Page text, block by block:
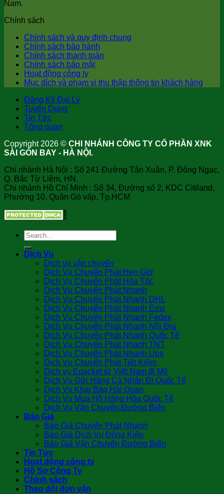
Nam.
Chính sách
Chính sách và quy định chung
Chính sách bảo hành
Chính sách thanh toán
Chính sách bảo mật
Hoạt động công ty
Mục đích và phạm vi thu thập thông tin khách hàng
Đăng Ký Đại Lý
Tuyển Dụng
Tin Tức
Tổng quan
Copyright 2026 © CHI NHÁNH CÔNG TY CỔ PHẦN XNK
SÀI GÒN BAY - HÀ NỘI.
Chi nhánh Hà Nội : Số 241 Đường Tân Xuân, P. Đông Ngạc,
Q. Bắc Từ Liêm, HN.
Chi nhánh Hồ Chí Minh : Số 34, Đường số 2, KDC Citiland,
Phường 10, Quận Gò vấp, Tp.HCM
Dịch Vụ
Dịch vụ vận chuyển
Dịch Vụ Chuyển Phát Hẹn Giờ
Dịch Vụ Chuyển Phát Hỏa Tốc
Dịch Vụ Chuyển Phát Nhanh
Dịch Vụ Chuyển Phát Nhanh DHL
Dịch Vụ Chuyển Phát Nhanh Ems
Dịch Vụ Chuyển Phát Nhanh Fedex
Dịch Vụ Chuyển Phát Nhanh Nội Địa
Dịch Vụ Chuyển Phát Nhanh Quốc Tế
Dịch Vụ Chuyển Phát Nhanh TNT
Dịch Vụ Chuyển Phát Nhanh Ups
Dịch Vụ Chuyển Phát Tiết Kiệm
Dịch vụ Epacket từ Việt Nam đi Mỹ
Dịch Vụ Gửi Hàng Cá Nhân Đi Quốc Tế
Dịch Vụ Khai Báo Hải Quan
Dịch Vụ Mua Hộ Hàng Hóa Quốc Tế
Dịch Vụ Vận Chuyển Đường Biển
Báo Giá
Báo Giá Chuyển Phát Nhanh
Báo Giá Dịch Vụ Đóng Kiện
Báo Giá Vận Chuyển Đường Biển
Tin Tức
Hoạt động công ty
Hồ Sơ Công Ty
Chính sách
Theo dõi đơn vận